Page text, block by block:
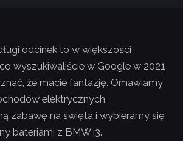
odcinek to w większości
wyszukiwaliście w Google w 2021
że macie fantazję. Omawiamy
elektrycznych,
zabawę na święta i wybieramy się
bateriami z BMW i3.